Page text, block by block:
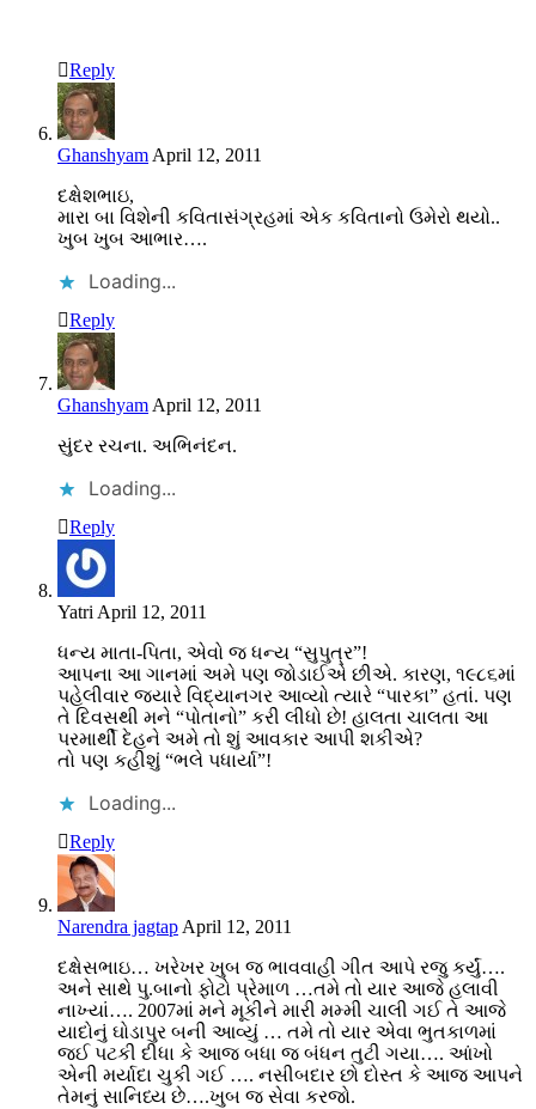
Reply
Ghanshyam April 12, 2011
દક્ષેશભાઇ,
મારા બા વિશેની કવિતાસંગ્રહમાં એક કવિતાનો ઉમેરો થયો..
ખુબ ખુબ આભાર….
Loading...
Reply
Ghanshyam April 12, 2011
સુંદર રચના. અભિનંદન.
Loading...
Reply
Yatri April 12, 2011
ધન્ય માતા-પિતા, એવો જ ધન્ય “સુપુત્ર”!
આપના આ ગાનમાં અમે પણ જોડાઈએ છીએ. કારણ, ૧૯૮૬માં
પહેલીવાર જ્યારે વિદ્યાનગર આવ્યો ત્યારે “પારકા” હતાં. પણ
તે દિવસથી મને “પોતાનો” કરી લીધો છે! હાલતા ચાલતા આ
પરમાર્થી દેહને અમે તો શું આવકાર આપી શકીએ?
તો પણ કહીશું “ભલે પધાર્યા”!
Loading...
Reply
Narendra jagtap April 12, 2011
દક્ષેસભાઇ… ખરેખર ખુબ જ ભાવવાહી ગીત આપે રજુ કર્યું….
અને સાથે પુ.બાનો ફોટો પ્રેમાળ …તમે તો યાર આજે હલાવી
નાખ્યાં…. 2007માં મને મૂકીને મારી મમ્મી ચાલી ગઈ તે આજે
યાદોનું ઘોડાપુર બની આવ્યું … તમે તો યાર એવા ભુતકાળમાં
જઈ પટકી દીધા કે આજ બધા જ બંધન તુટી ગયા…. આંખો
એની મર્યાદા ચુકી ગઈ …. નસીબદાર છો દોસ્ત કે આજ આપને
તેમનું સાનિધ્ય છે….ખુબ જ સેવા કરજો.